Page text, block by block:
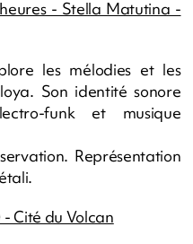
- Stella Matutina -
les mélodies et les
Son identité sonore
funk et musique
Représentation
Cité du Volcan